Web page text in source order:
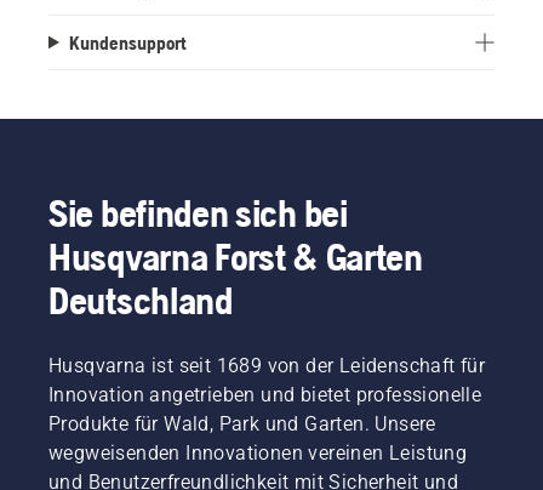
Kundensupport
Sie befinden sich bei
Husqvarna Forst & Garten
Deutschland
Husqvarna ist seit 1689 von der Leidenschaft für
Innovation angetrieben und bietet professionelle
Produkte für Wald, Park und Garten. Unsere
wegweisenden Innovationen vereinen Leistung
und Benutzerfreundlichkeit mit Sicherheit und